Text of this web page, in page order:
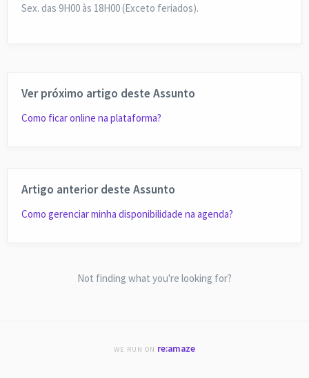
Sex. das 9H00 às 18H00 (Exceto feriados).
Ver próximo artigo deste Assunto
Como ficar online na plataforma?
Artigo anterior deste Assunto
Como gerenciar minha disponibilidade na agenda?
Not finding what you're looking for?
WE RUN ON re:amaze